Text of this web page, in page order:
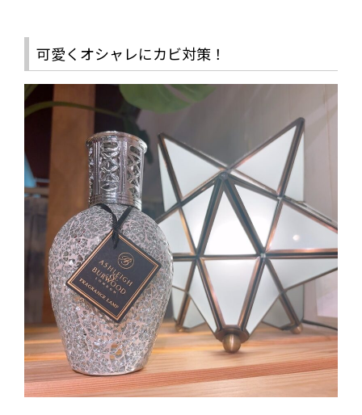
可愛くオシャレにカビ対策！